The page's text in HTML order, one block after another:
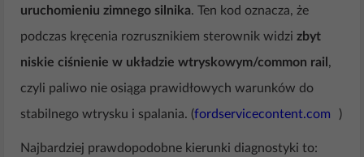
uruchomieniu zimnego silnika. Ten kod oznacza, że
podczas kręcenia rozrusznikiem sterownik widzi zbyt
niskie ciśnienie w układzie wtryskowym/common rail ,
czyli paliwo nie osiąga prawidłowych warunków do
stabilnego wtrysku i spalania. (fordservicecontent.com )
Najbardziej prawdopodobne kierunki diagnostyki to: